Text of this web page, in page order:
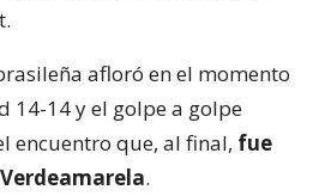
afloró en el momento
14-14 y el golpe a golpe
encuentro que, al final, fue
.